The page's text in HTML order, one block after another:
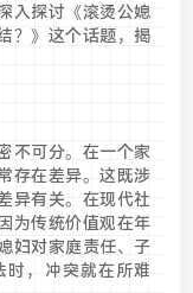
入探讨《滚烫公媳
？》这个话题，揭
不可分。在一个家
存在差异。这既涉
异有关。在现代社
为传统价值观在年
妇对家庭责任、子
时，冲突就在所难